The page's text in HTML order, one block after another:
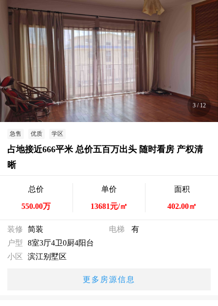
3/ 12
急售 优质 学区
占地接近666平米 总价五百万出头 随时看房 产权清
晰
总价
550.00万
单价
13681元/㎡
面积
402.00㎡
装修 简装 电梯
有
户型
8室3厅4卫0厨4阳台
小区
滨江别墅区
更多房源信息